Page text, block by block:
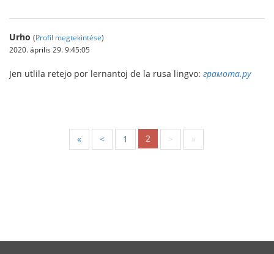
Urho (Profil megtekintése)
2020. április 29. 9:45:05
Jen utlila retejo por lernantoj de la rusa lingvo: грамота.ру
« < 1 2 > »